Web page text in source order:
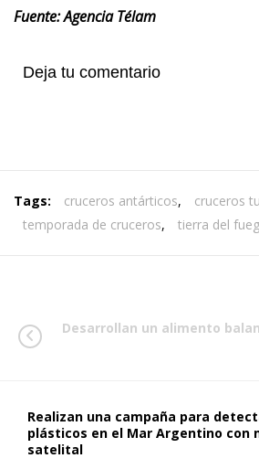
Fuente: Agencia Télam
Deja tu comentario
Tags: cruceros antárticos, cruceros
temporada de cruceros, tierra del
Desarrollan un alimento
Realizan una campaña para
plásticos en el Mar Argentino con
satelital